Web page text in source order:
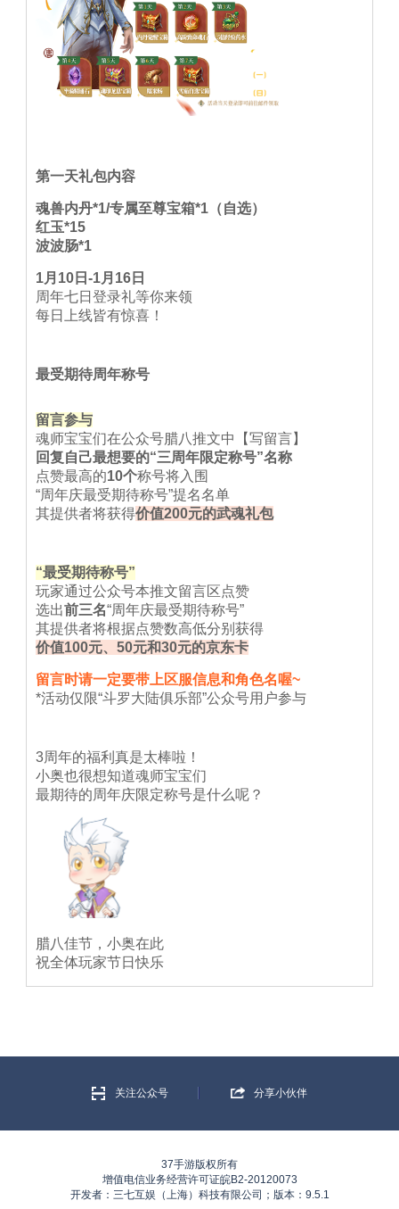
第一天礼包内容
魂兽内丹*1/专属至尊宝箱*1（自选）
红玉*15
波波肠*1
1月10日-1月16日
周年七日登录礼等你来领
每日上线皆有惊喜！
最受期待周年称号
留言参与
魂师宝宝们在公众号腊八推文中【写留言】
回复自己最想要的“三周年限定称号”名称
点赞最高的10个称号将入围
“周年庆最受期待称号”提名名单
其提供者将获得价值200元的武魂礼包
“最受期待称号”
玩家通过公众号本推文留言区点赞
选出前三名“周年庆最受期待称号”
其提供者将根据点赞数高低分别获得
价值100元、50元和30元的京东卡
留言时请一定要带上区服信息和角色名喔~
*活动仅限“斗罗大陆俱乐部”公众号用户参与
3周年的福利真是太棒啦！
小奥也很想知道魂师宝宝们
最期待的周年庆限定称号是什么呢？
腊八佳节，小奥在此
祝全体玩家节日快乐
关注公众号 分享小伙伴
37手游版权所有
增值电信业务经营许可证皖B2-20120073
开发者：三七互娱（上海）科技有限公司；版本：9.5.1